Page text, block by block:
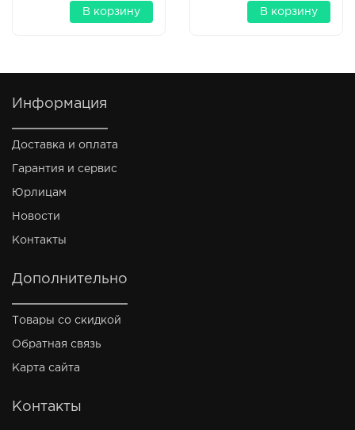
В корзину В корзину
Информация
Доставка и оплата
Гарантия и сервис
Юрлицам
Новости
Контакты
Дополнительно
Товары со скидкой
Обратная связь
Карта сайта
Контакты